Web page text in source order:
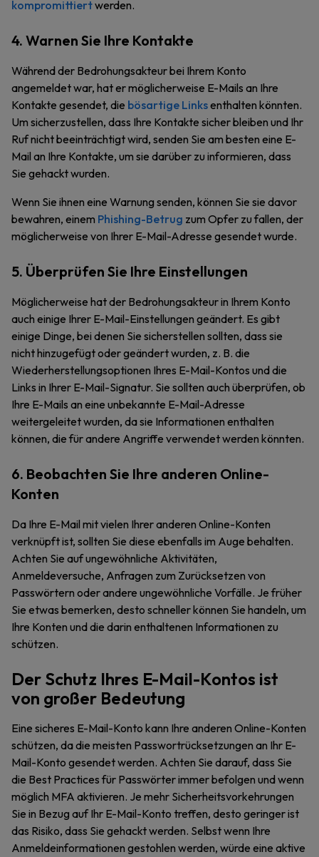
kompromittiertwerden.
4. Warnen Sie Ihre Kontakte
Während der Bedrohungsakteur bei Ihrem Konto
angemeldet war, hat er möglicherweise E-Mails an Ihre
Kontakte gesendet, die bösartige Linksenthalten könnten.
Um sicherzustellen, dass Ihre Kontakte sicher bleiben und Ihr
Ruf nicht beeinträchtigt wird, senden Sie am besten eine E-
Mail an Ihre Kontakte, um sie darüber zu informieren, dass
Sie gehackt wurden.
Wenn Sie ihnen eine Warnung senden, können Sie sie davor
bewahren, einem Phishing-Betrug zum Opfer zu fallen, der
möglicherweise von Ihrer E-Mail-Adresse gesendet wurde.
5. Überprüfen Sie Ihre Einstellungen
Möglicherweise hat der Bedrohungsakteur in Ihrem Konto
auch einige Ihrer E-Mail-Einstellungen geändert. Es gibt
einige Dinge, bei denen Sie sicherstellen sollten, dass sie
nicht hinzugefügt oder geändert wurden, z. B. die
Wiederherstellungsoptionen Ihres E-Mail-Kontos und die
Links in Ihrer E-Mail-Signatur. Sie sollten auch überprüfen, ob
Ihre E-Mails an eine unbekannte E-Mail-Adresse
weitergeleitet wurden, da sie Informationen enthalten
können, die für andere Angriffe verwendet werden könnten.
6. Beobachten Sie Ihre anderen Online-
Konten
Da Ihre E-Mail mit vielen Ihrer anderen Online-Konten
verknüpft ist, sollten Sie diese ebenfalls im Auge behalten.
Achten Sie auf ungewöhnliche Aktivitäten,
Anmeldeversuche, Anfragen zum Zurücksetzen von
Passwörtern oder andere ungewöhnliche Vorfälle. Je früher
Sie etwas bemerken, desto schneller können Sie handeln, um
Ihre Konten und die darin enthaltenen Informationen zu
schützen.
Der Schutz Ihres E-Mail-Kontos ist
von großer Bedeutung
Eine sicheres E-Mail-Konto kann Ihre anderen Online-Konten
schützen, da die meisten Passwortrücksetzungen an Ihr E-
Mail-Konto gesendet werden. Achten Sie darauf, dass Sie
die Best Practices für Passwörter immer befolgen und wenn
möglich MFA aktivieren. Je mehr Sicherheitsvorkehrungen
Sie in Bezug auf Ihr E-Mail-Konto treffen, desto geringer ist
das Risiko, dass Sie gehackt werden. Selbst wenn Ihre
Anmeldeinformationen gestohlen werden, würde eine aktive